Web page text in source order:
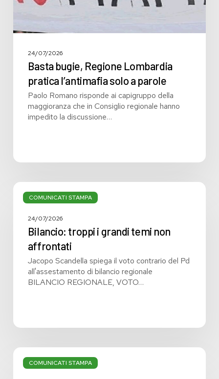
24/07/2026
Basta bugie, Regione Lombardia
pratica l’antimafia solo a parole
Paolo Romano risponde ai capigruppo della
maggioranza che in Consiglio regionale hanno
impedito la discussione…
COMUNICATI STAMPA
Bilancio:
troppi
grandi
affrontati
24/07/2026
Bilancio: troppi i grandi temi non
affrontati
Jacopo Scandella spiega il voto contrario del Pd
all'assestamento di bilancio regionale
BILANCIO REGIONALE, VOTO…
COMUNICATI STAMPA
Bilancio
regionale: